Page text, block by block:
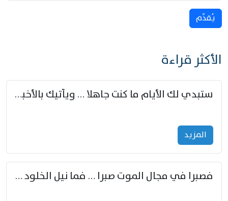
يُقدِّم
الأكثر قراءة
ستبدي لك الأيام ما كنت جاهلا … ويأتيك بالأخبار من لم تزوّد
المزید
فصبرا في مجال الموت صبرا … فما نيل الخلود بمستطاع